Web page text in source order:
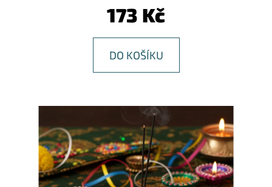
173 Kč
DO KOŠÍKU